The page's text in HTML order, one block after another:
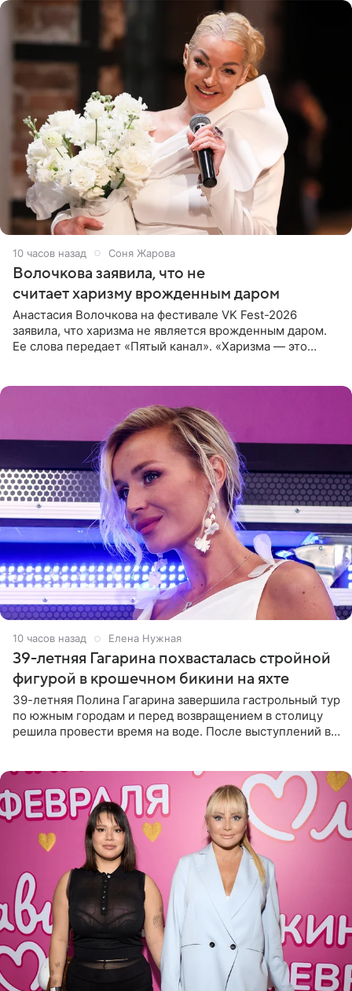
10 часов назад Соня Жарова
Волочкова заявила, что не
считает харизму врожденным даром
Анастасия Волочкова на фестивале VK Fest-2026
заявила, что харизма не является врожденным даром.
Ее слова передает «Пятый канал». «Харизма — это
10 часов назад Елена Нужная
39-летняя Гагарина похвасталась стройной
фигурой в крошечном бикини на яхте
39-летняя Полина Гагарина завершила гастрольный тур
по южным городам и перед возвращением в столицу
решила провести время на воде. После выступлений в